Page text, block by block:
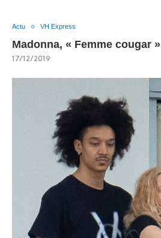
Actu VH Express
Madonna, « Femme cougar »
17/12/2019